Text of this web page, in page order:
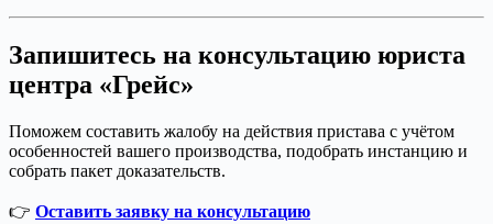
Запишитесь на консультацию юриста
центра «Грейс»
Поможем составить жалобу на действия пристава с учётом
особенностей вашего производства, подобрать инстанцию и
собрать пакет доказательств.
👉 Оставить заявку на консультацию